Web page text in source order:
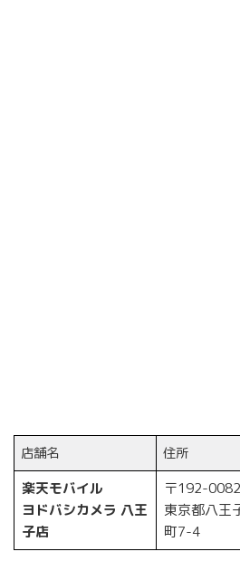
店舗名 住所
楽天モバイル
ヨドバシカメラ 八王
子店
〒192-0082
東京都八王
町7-4